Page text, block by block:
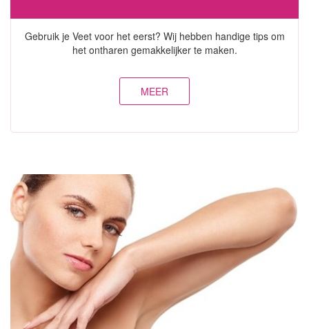
Gebruik je Veet voor het eerst? Wij hebben handige tips om
het ontharen gemakkelijker te maken.
MEER